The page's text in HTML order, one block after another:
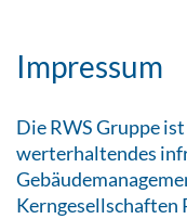
Impressum
Die RWS Gruppe
werterhaltendes
Kerngesellschaften